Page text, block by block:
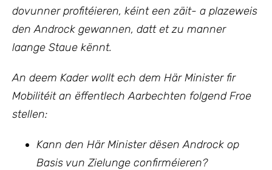
dovunner profitéieren, kéint een zäit- a plazeweis
den Androck gewannen, datt et zu manner
laange Staue kënnt.
An deem Kader wollt ech dem Här Minister fir
Mobilitéit an ëffentlech Aarbechten folgend Froe
stellen:
Kann den Här Minister dësen Androck op
Basis vun Zielunge confirméieren?